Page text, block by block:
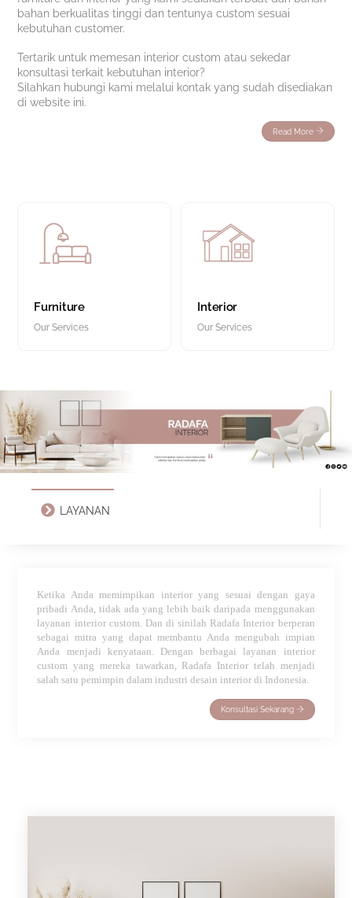
bahan berkualitas tinggi dan tentunya custom sesuai
kebutuhan customer.
Tertarik untuk memesan interior custom atau sekedar
konsultasi terkait kebutuhan interior?
Silahkan hubungi kami melalui kontak yang sudah disediakan
di website ini.
Read More
Furniture
Our Services
Interior
Our Services
LAYANAN
Ketika Anda memimpikan interior yang sesuai dengan gaya
pribadi Anda, tidak ada yang lebih baik daripada menggunakan
layanan interior custom. Dan di sinilah Radafa Interior berperan
sebagai mitra yang dapat membantu Anda mengubah impian
Anda menjadi kenyataan. Dengan berbagai layanan interior
custom yang mereka tawarkan, Radafa Interior telah menjadi
salah satu pemimpin dalam industri desain interior di Indonesia.
Konsultasi Sekarang